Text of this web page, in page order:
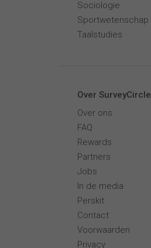
Sociologie
Sportwetenschap
Taalstudies
Over SurveyCircle
Over ons
FAQ
Rewards
Partners
Jobs
In de media
Perskit
Contact
Voorwaarden
Privacy